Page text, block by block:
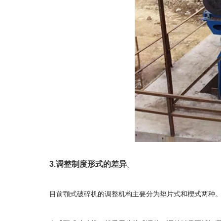
3.调整制度形式的差异。
目前颚式破碎机的调整机构主要分为垫片式和楔式两种